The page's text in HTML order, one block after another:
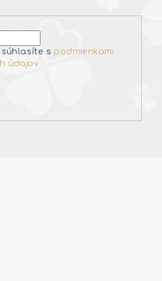
súhlasíte s podmienkami
údajov